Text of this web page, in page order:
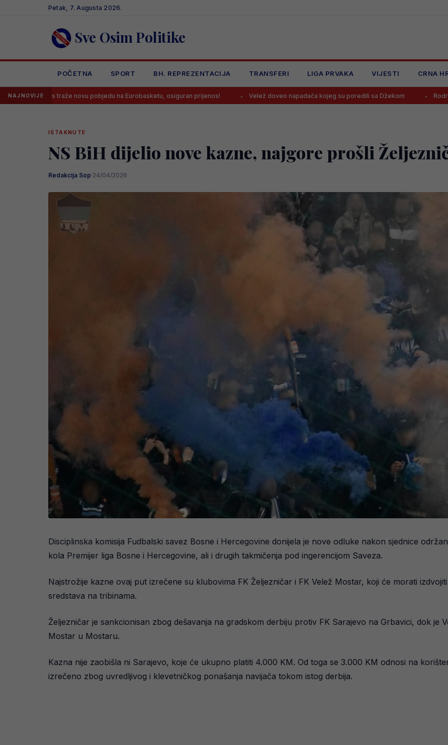
Petak, 7. Augusta 2026.
Sve Osim Politike
POČETNA SPORT BH. REPREZENTACIJA TRANSFERI LIGA PRVAKA VIJESTI CRNA
NAJNOVIJE
novu pobjedu na Eurobasketu, osiguran prijenos! Velež doveo napadača kojeg su poredili sa Džekom Rodri odbio Real i
ISTAKNUTE
NS BiH dijelio nove kazne, najgore prošli
Redakcija Sop·24/04/2026
Disciplinska komisija Fudbalski savez Bosne i Hercegovine donijela je nove odluke nakon sjednice
kola Premijer liga Bosne i Hercegovine, ali i drugih takmičenja pod ingerencijom Saveza.
Najstrožije kazne ovaj put izrečene su klubovima FK Željezničar i FK Velež Mostar, koji će morati
sredstava na tribinama.
Željezničar je sankcionisan zbog dešavanja na gradskom derbiju protiv FK Sarajevo na Grbavici, dok je
Mostar u Mostaru.
Kazna nije zaobišla ni Sarajevo, koje će ukupno platiti 4.000 KM. Od toga se 3.000 KM odnosi na
izrečeno zbog uvredljivog i klevetničkog ponašanja navijača tokom istog derbija.